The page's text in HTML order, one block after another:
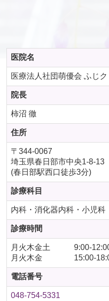
医院名
医療法人社団萌優会 ふじク
院長
柿沼 徹
住所
〒344-0067
埼玉県春日部市中央1-8-13
(春日部駅西口徒歩3分)
診療科目
内科・消化器内科・小児科
診療時間
月火木金土 9:00-
月火木金 15:00-
電話番号
048-754-5331